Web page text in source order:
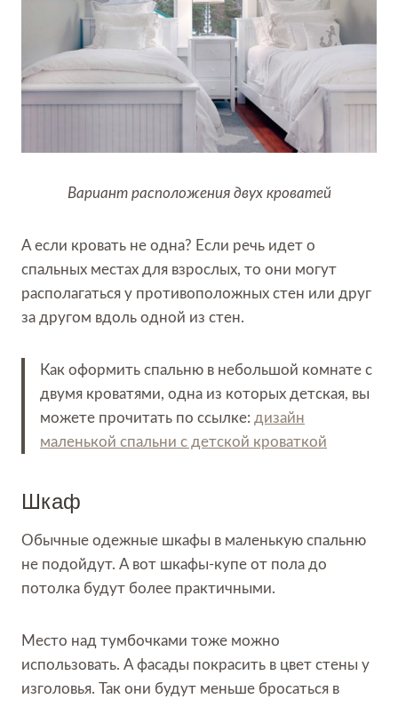
Вариант расположения двух кроватей
А если кровать не одна? Если речь идет о
спальных местах для взрослых, то они могут
располагаться у противоположных стен или друг
за другом вдоль одной из стен.
Как оформить спальню в небольшой комнате с
двумя кроватями, одна из которых детская, вы
можете прочитать по ссылке: дизайн
маленькой спальни с детской кроваткой
Шкаф
Обычные одежные шкафы в маленькую спальню
не подойдут. А вот шкафы-купе от пола до
потолка будут более практичными.
Место над тумбочками тоже можно
использовать. А фасады покрасить в цвет стены у
изголовья. Так они будут меньше бросаться в